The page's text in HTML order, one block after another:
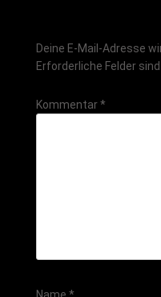
Deine E-Mail-Adresse
Erforderliche Felder
Kommentar*
Name *